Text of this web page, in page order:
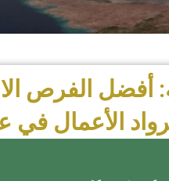
أفضل الفرص
الأعمال في عام